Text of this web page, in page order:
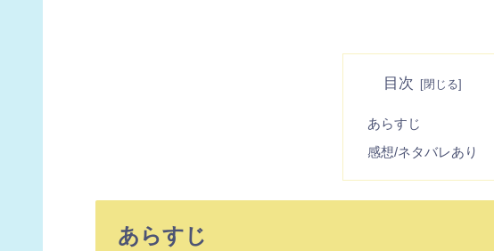
目次
あらすじ
感想/ネタバレあり
あらすじ